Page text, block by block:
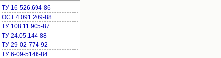
ТУ 16-526.694-86
ОСТ 4.091.209-88
ТУ 108.11.905-87
ТУ 24.05.144-88
ТУ 29-02-774-92
ТУ 6-09-5146-84